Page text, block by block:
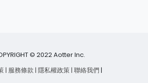
© 2022 Aotter Inc.
| 服務條款 | 隱私權政策| 聯絡我們 |